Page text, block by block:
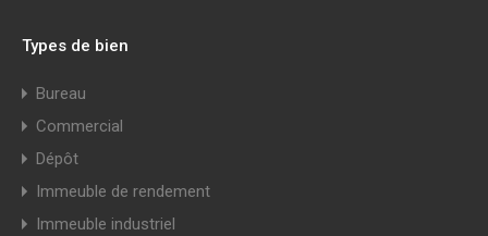
Types de bien
Bureau
Commercial
Dépôt
Immeuble de rendement
Immeuble industriel